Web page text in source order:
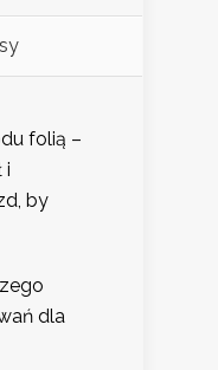
folią –
i
by
dla